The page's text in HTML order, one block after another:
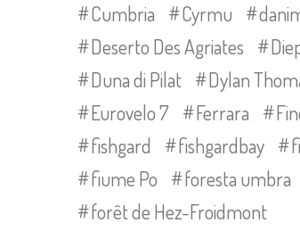
Cumbria
Cyrmu
Deserto Des Agriates
Duna di Pilat
Dylan
Eurovelo 7
Ferrara
fishgard
fishgardbay
fiume Po
foresta umbra
forêt de Hez-Froidmont